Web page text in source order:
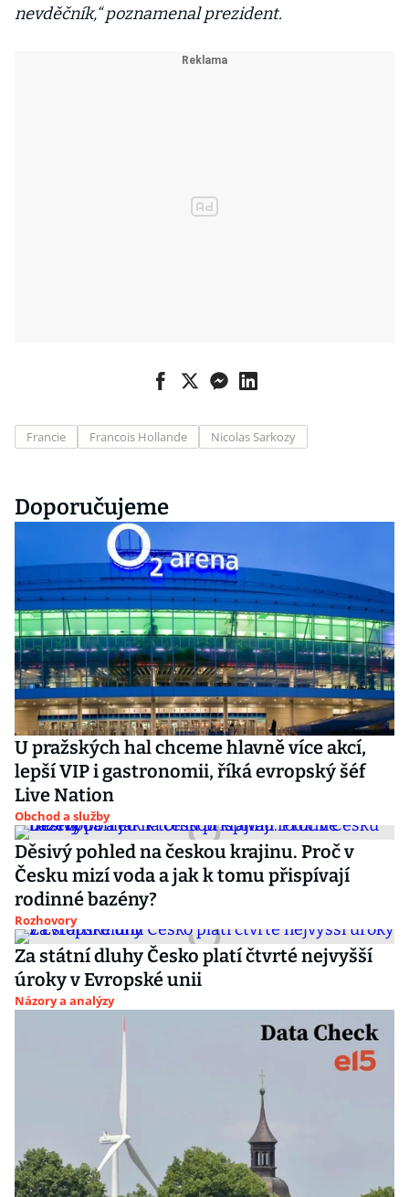
nevděčník,“ poznamenal prezident.
Francie Francois Hollande Nicolas Sarkozy
Doporučujeme
U pražských hal chceme hlavně více akcí,
lepší VIP i gastronomii, říká evropský šéf
Live Nation
Obchod a služby
Děsivý pohled na českou krajinu. Proč v
Česku mizí voda a jak k tomu přispívají
rodinné bazény?
Rozhovory
Za státní dluhy Česko platí čtvrté nejvyšší
úroky v Evropské unii
Názory a analýzy